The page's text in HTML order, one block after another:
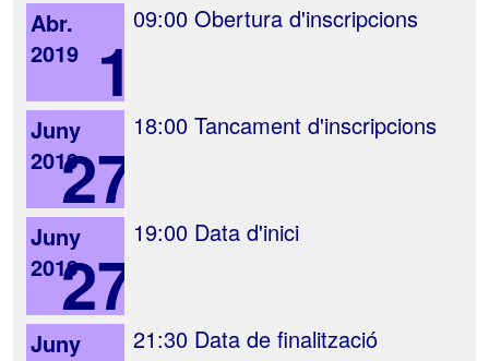
Abr.
2019
1
09:00 Obertura d'inscripcions
Juny
201927
18:00 Tancament d'inscripcions
Juny
201927
19:00 Data d'inici
Juny
21:30 Data de finalització